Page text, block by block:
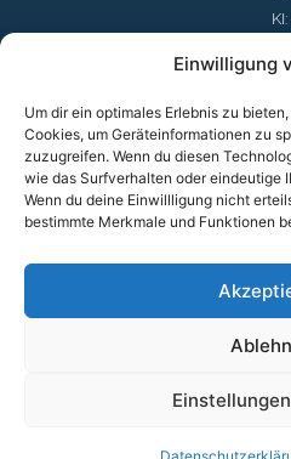
Einwilligung
Um dir ein optimales Erlebnis zu
Cookies, um Geräteinformationen zu
zuzugreifen. Wenn du diesen
wie das Surfverhalten oder eindeutige
Wenn du deine Einwillligung nicht
bestimmte Merkmale und Funktionen